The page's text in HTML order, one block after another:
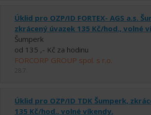
Úklid pro OZP/ID FORTEX- AGS a.s.
zkrácený úvazek 135 Kč/hod., volné
Šumperk
od 135 ,- Kč za hodinu
FORCORP GROUP spol. s r.o.
Úklid pro OZP/ID TDK Šumperk,
135 Kč/hod., volné víkendy.